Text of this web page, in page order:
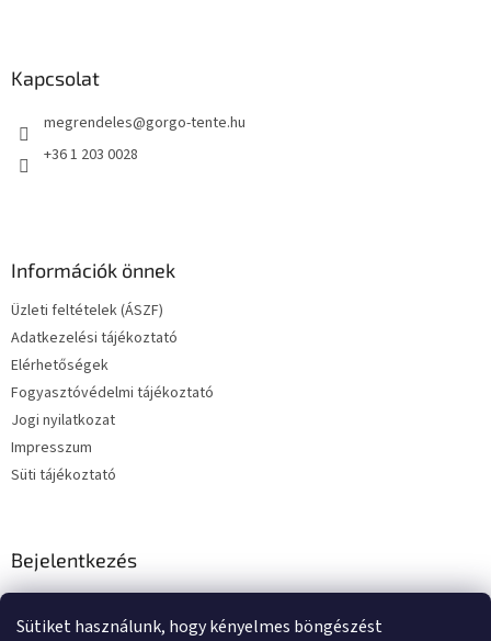
Sütiket használunk, hogy kényelmes böngészést
Kapcsolat
megrendeles@gorgo-tente.hu
+36 1 203 0028
Információk önnek
Üzleti feltételek (ÁSZF)
Adatkezelési tájékoztató
Elérhetőségek
Fogyasztóvédelmi tájékoztató
Jogi nyilatkozat
Impresszum
Süti tájékoztató
Bejelentkezés
E-mail